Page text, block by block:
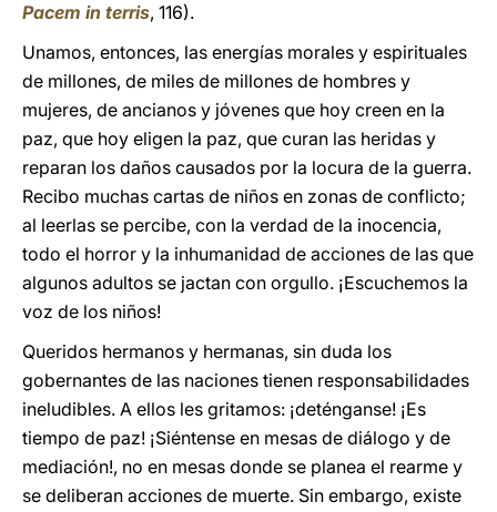
Pacem in terris, 116).
Unamos, entonces, las energías morales y espirituales
de millones, de miles de millones de hombres y
mujeres, de ancianos y jóvenes que hoy creen en la
paz, que hoy eligen la paz, que curan las heridas y
reparan los daños causados por la locura de la guerra.
Recibo muchas cartas de niños en zonas de conflicto;
al leerlas se percibe, con la verdad de la inocencia,
todo el horror y la inhumanidad de acciones de las que
algunos adultos se jactan con orgullo. ¡Escuchemos la
voz de los niños!
Queridos hermanos y hermanas, sin duda los
gobernantes de las naciones tienen responsabilidades
ineludibles. A ellos les gritamos: ¡deténganse! ¡Es
tiempo de paz! ¡Siéntense en mesas de diálogo y de
mediación!, no en mesas donde se planea el rearme y
se deliberan acciones de muerte. Sin embargo, existe